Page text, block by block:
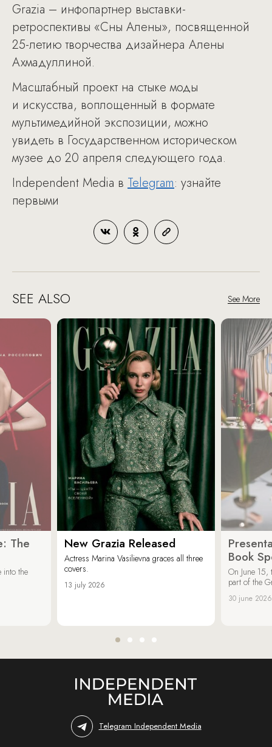
Grazia – инфопартнер выставки-
ретроспективы «Сны Алены», посвященной
25-летию творчества дизайнера Алены
Ахмадуллиной.
Масштабный проект на стыке моды
и искусства, воплощенный в формате
мультимедийной экспозиции, можно
увидеть в Государственном историческом
музее до 20 апреля следующего года.
Independent Media в Telegram: узнайте
первыми
SEE ALSO See More
The
into the
New Grazia Released
Actress Marina Vasilievna graces all three
covers.
13 july 2026
Book
On June 15,
part of the
30 june 2026
Telegram Independent Media